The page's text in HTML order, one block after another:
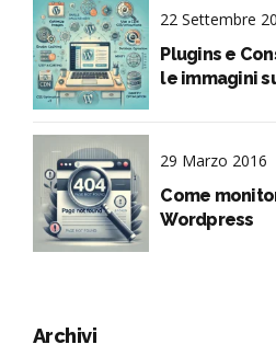
22 Settembre
Plugins e
le immagini
29 Marzo 2016
Come
Wordpress
Archivi